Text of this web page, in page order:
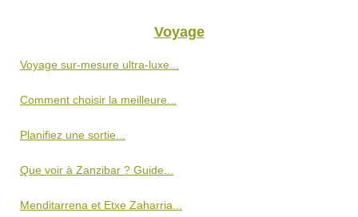
Voyage
Voyage sur-mesure ultra-luxe...
Comment choisir la meilleure...
Planifiez une sortie...
Que voir à Zanzibar ? Guide...
Menditarrena et Etxe Zaharria...